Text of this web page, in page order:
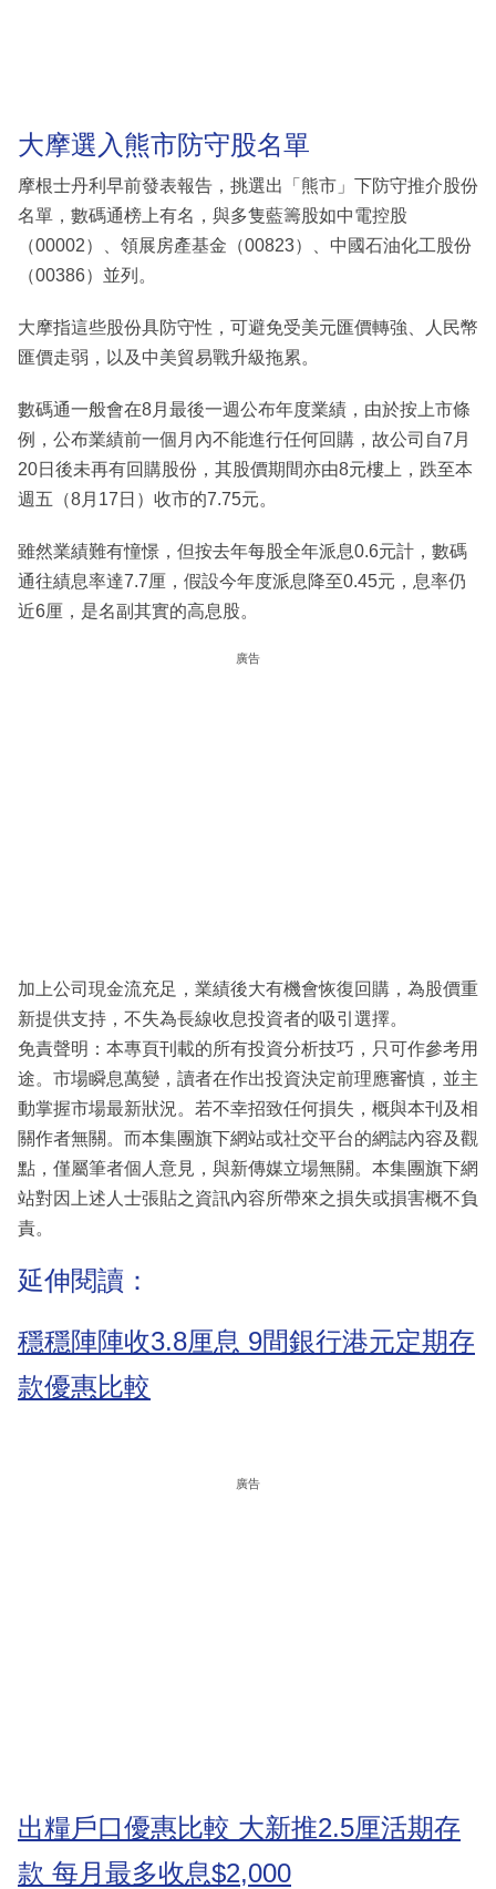
大摩選入熊市防守股名單
摩根士丹利早前發表報告，挑選出「熊市」下防守推介股份
名單，數碼通榜上有名，與多隻藍籌股如中電控股
（00002）、領展房產基金（00823）、中國石油化工股份
（00386）並列。
大摩指這些股份具防守性，可避免受美元匯價轉強、人民幣
匯價走弱，以及中美貿易戰升級拖累。
數碼通一般會在8月最後一週公布年度業績，由於按上市條
例，公布業績前一個月內不能進行任何回購，故公司自7月
20日後未再有回購股份，其股價期間亦由8元樓上，跌至本
週五（8月17日）收市的7.75元。
雖然業績難有憧憬，但按去年每股全年派息0.6元計，數碼
通往績息率達7.7厘，假設今年度派息降至0.45元，息率仍
近6厘，是名副其實的高息股。
廣告
加上公司現金流充足，業績後大有機會恢復回購，為股價重
新提供支持，不失為長線收息投資者的吸引選擇。
免責聲明：本專頁刊載的所有投資分析技巧，只可作參考用
途。市場瞬息萬變，讀者在作出投資決定前理應審慎，並主
動掌握市場最新狀況。若不幸招致任何損失，概與本刊及相
關作者無關。而本集團旗下網站或社交平台的網誌內容及觀
點，僅屬筆者個人意見，與新傳媒立場無關。本集團旗下網
站對因上述人士張貼之資訊內容所帶來之損失或損害概不負
責。
延伸閱讀：
穩穩陣陣收3.8厘息 9間銀行港元定期存
款優惠比較
廣告
出糧戶口優惠比較 大新推2.5厘活期存
款 每月最多收息$2,000